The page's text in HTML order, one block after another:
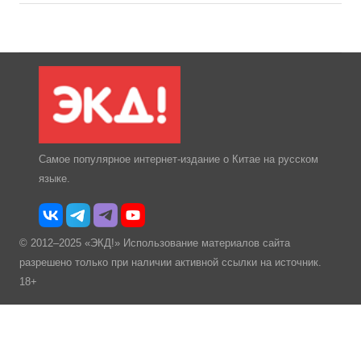
Самое популярное интернет-издание о Китае на русском
языке.
© 2012–2025 «ЭКД!» Использование материалов сайта
разрешено только при наличии активной ссылки на источник.
18+